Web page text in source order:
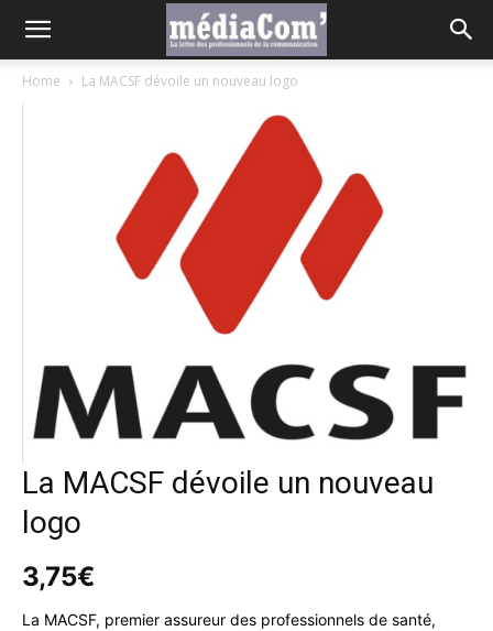
Home La MACSF dévoile un nouveau logo
La MACSF dévoile un nouveau
logo
3,75€
La MACSF, premier assureur des professionnels de santé,